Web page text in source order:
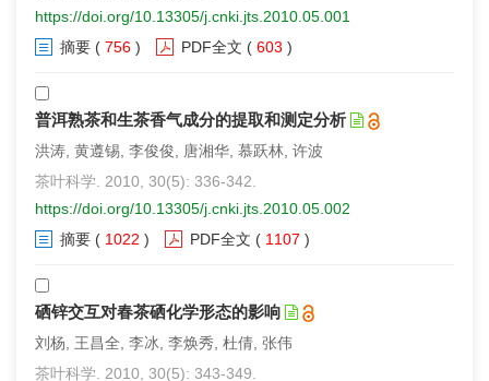
https://doi.org/10.13305/j.cnki.jts.2010.05.001
摘要 ( 756 ) PDF全文 ( 603 )
普洱熟茶和生茶香气成分的提取和测定分析
洪涛, 黄遵锡, 李俊俊, 唐湘华, 慕跃林, 许波
茶叶科学. 2010, 30(5): 336-342.
https://doi.org/10.13305/j.cnki.jts.2010.05.002
摘要 ( 1022 ) PDF全文 ( 1107 )
硒锌交互对春茶硒化学形态的影响
刘杨, 王昌全, 李冰, 李焕秀, 杜倩, 张伟
茶叶科学. 2010, 30(5): 343-349.